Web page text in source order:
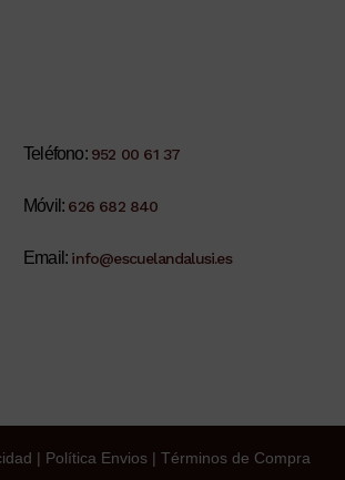
Teléfono: 952 00 61 37
Móvil: 626 682 840
Email: info@escuelandalusi.es
| Política Envios | Términos de Compra